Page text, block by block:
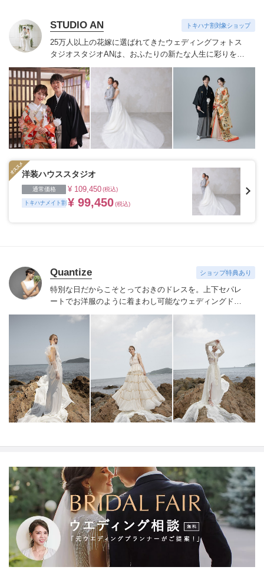
STUDIO AN トキハナ割対象ショップ
25万人以上の花嫁に選ばれてきたウェディングフォトス
タジオスタジオANは、おふたりの新たな人生に彩りを添
える“最高のウェディングフォト”のお手伝いをさせてい
ただきます。
1枚の写真のチカラを信じて
洋装ハウススタジオ
通常価格 ¥ 109,450(税込)
トキハナメイト割 ¥ 99,450(税込)
Quantize ショップ特典あり
特別な日だからこそとっておきのドレスを。 上下セパレ
ートでお洋服のように着まわし可能なウェディングドレ
ス""Mix and Match Dress""を展開しています。